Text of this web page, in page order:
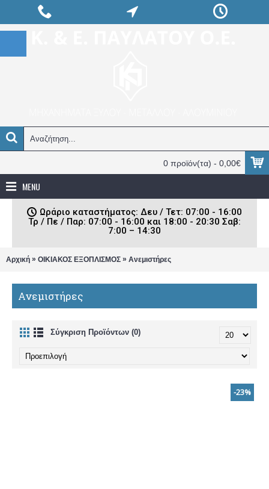
0 προϊόν(τα) - 0,00€
MENU
Ωράριο καταστήματος: Δευ / Τετ: 07:00 - 16:00
Τρ / Πε / Παρ: 07:00 - 16:00 και 18:00 - 20:30 Σαβ:
7:00 – 14:30
Αρχική » ΟΙΚΙΑΚΟΣ ΕΞΟΠΛΙΣΜΟΣ » Ανεμιστήρες
Ανεμιστήρες
Σύγκριση Προϊόντων (0)
-23%